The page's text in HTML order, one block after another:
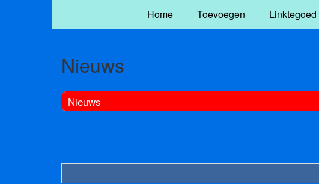
Home Toevoegen
Nieuws
Nieuws